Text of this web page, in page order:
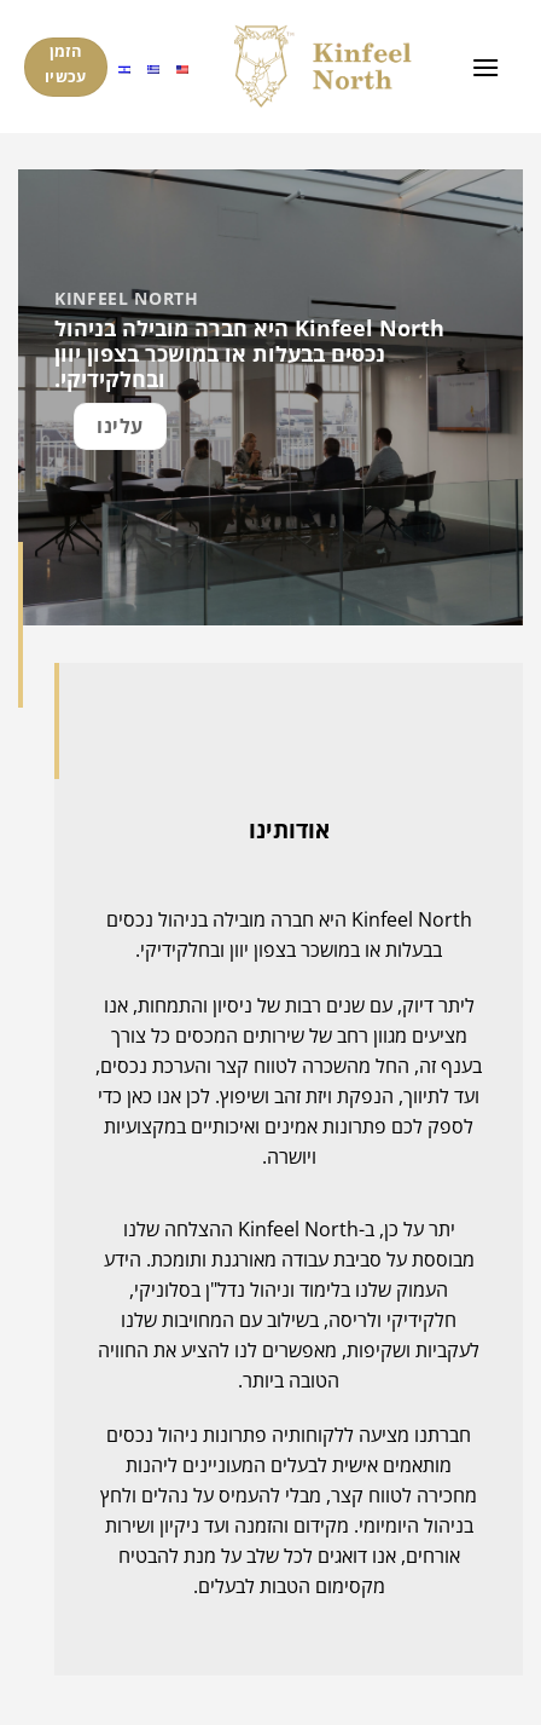
הזמן
עכשיו
KINFEEL NORTH
Kinfeel North היא חברה מובילה בניהול
נכסים בבעלות או במושכר בצפון יוון
ובחלקידיקי.
עלינו
אודותינו
Kinfeel North היא חברה מובילה בניהול נכסים
בבעלות או במושכר בצפון יוון ובחלקידיקי.
ליתר דיוק, עם שנים רבות של ניסיון והתמחות, אנו
מציעים מגוון רחב של שירותים המכסים כל צורך
בענף זה, החל מהשכרה לטווח קצר והערכת נכסים,
ועד לתיווך, הנפקת ויזת זהב ושיפוץ. לכן אנו כאן כדי
לספק לכם פתרונות אמינים ואיכותיים במקצועיות
ויושרה.
יתר על כן, ב-Kinfeel North ההצלחה שלנו
מבוססת על סביבת עבודה מאורגנת ותומכת. הידע
העמוק שלנו בלימוד וניהול נדל"ן בסלוניקי,
חלקידיקי ולריסה, בשילוב עם המחויבות שלנו
לעקביות ושקיפות, מאפשרים לנו להציע את החוויה
הטובה ביותר.
חברתנו מציעה ללקוחותיה פתרונות ניהול נכסים
מותאמים אישית לבעלים המעוניינים ליהנות
מחכירה לטווח קצר, מבלי להעמיס על נהלים ולחץ
בניהול היומיומי. מקידום והזמנה ועד ניקיון ושירות
אורחים, אנו דואגים לכל שלב על מנת להבטיח
מקסימום הטבות לבעלים.